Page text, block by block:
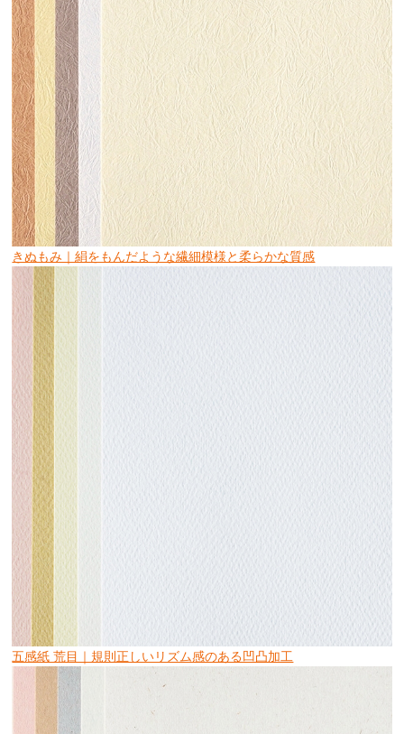
きぬもみ｜絹をもんだような繊細模様と柔らかな質感
五感紙 荒目｜規則正しいリズム感のある凹凸加工